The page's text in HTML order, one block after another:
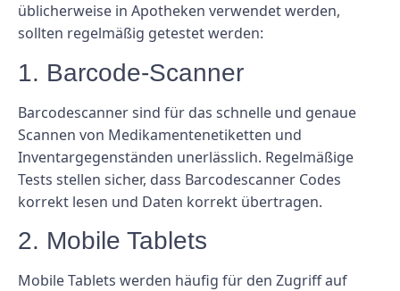
üblicherweise in Apotheken verwendet werden,
sollten regelmäßig getestet werden:
1. Barcode-Scanner
Barcodescanner sind für das schnelle und genaue
Scannen von Medikamentenetiketten und
Inventargegenständen unerlässlich. Regelmäßige
Tests stellen sicher, dass Barcodescanner Codes
korrekt lesen und Daten korrekt übertragen.
2. Mobile Tablets
Mobile Tablets werden häufig für den Zugriff auf